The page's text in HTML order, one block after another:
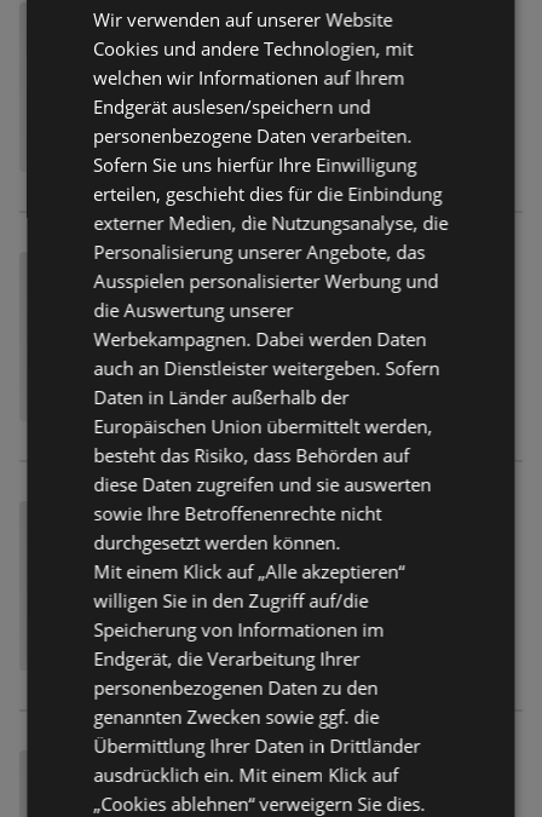
Wir verwenden auf unserer Website
Cookies und andere Technologien, mit
welchen wir Informationen auf Ihrem
Endgerät auslesen/speichern und
personenbezogene Daten verarbeiten.
Sofern Sie uns hierfür Ihre Einwilligung
erteilen, geschieht dies für die Einbindung
externer Medien, die Nutzungsanalyse, die
Personalisierung unserer Angebote, das
Ausspielen personalisierter Werbung und
die Auswertung unserer
Werbekampagnen. Dabei werden Daten
auch an Dienstleister weitergeben. Sofern
Daten in Länder außerhalb der
Europäischen Union übermittelt werden,
besteht das Risiko, dass Behörden auf
diese Daten zugreifen und sie auswerten
sowie Ihre Betroffenenrechte nicht
durchgesetzt werden können.
Mit einem Klick auf „Alle akzeptieren“
willigen Sie in den Zugriff auf/die
Speicherung von Informationen im
Endgerät, die Verarbeitung Ihrer
personenbezogenen Daten zu den
genannten Zwecken sowie ggf. die
Übermittlung Ihrer Daten in Drittländer
ausdrücklich ein. Mit einem Klick auf
„Cookies ablehnen“ verweigern Sie dies.